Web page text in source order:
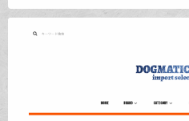
ています。